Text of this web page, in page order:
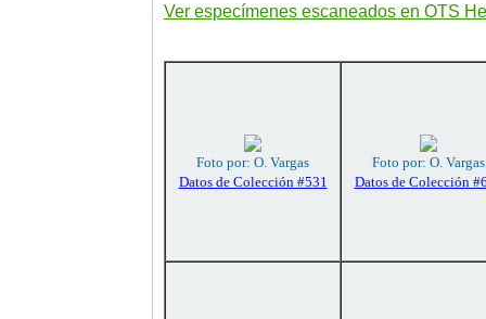
Ver especímenes escaneados en OTS
Foto por: O. Vargas
Datos de Colección #531
Foto por: O. Vargas
Datos de Colección